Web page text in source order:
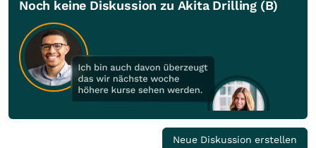
Noch keine Diskussion zu Akita Drilling (B)
Neue Diskussion erstellen